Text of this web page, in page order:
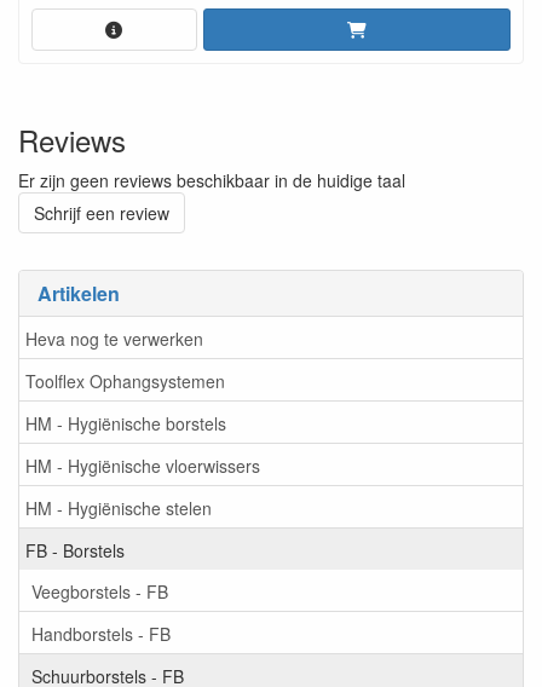
Artikelen
Heva nog te verwerken
Toolflex Ophangsystemen
HM - Hygiënische borstels
HM - Hygiënische vloerwissers
HM - Hygiënische stelen
FB - Borstels
Veegborstels - FB
Handborstels - FB
Schuurborstels - FB
Reviews
Er zijn geen reviews beschikbaar in de huidige taal
Schrijf een review